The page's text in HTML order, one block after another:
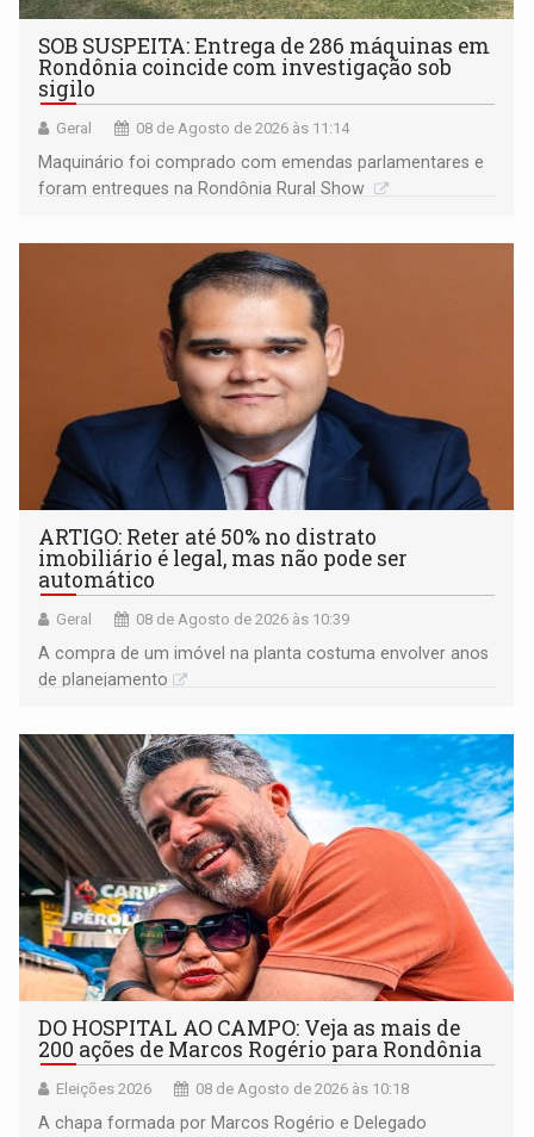
SOB SUSPEITA: Entrega de 286 máquinas em
Rondônia coincide com investigação sob
sigilo
Geral 08 de Agosto de 2026 às 11:14
Maquinário foi comprado com emendas parlamentares e
foram entregues na Rondônia Rural Show
ARTIGO: Reter até 50% no distrato
imobiliário é legal, mas não pode ser
automático
Geral 08 de Agosto de 2026 às 10:39
A compra de um imóvel na planta costuma envolver anos
de planejamento
DO HOSPITAL AO CAMPO: Veja as mais de
200 ações de Marcos Rogério para Rondônia
Eleições 2026 08 de Agosto de 2026 às 10:18
A chapa formada por Marcos Rogério e Delegado